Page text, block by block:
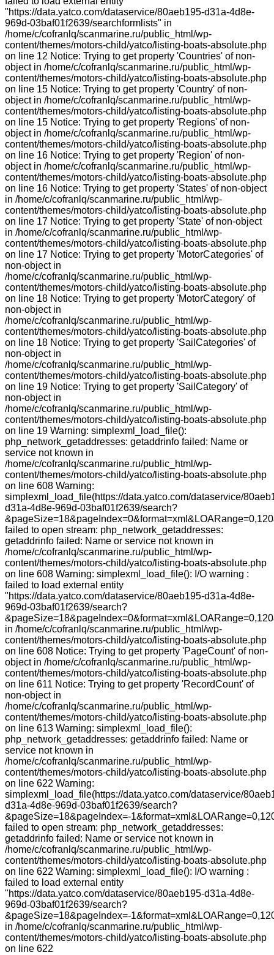
"https://data.yatco.com/dataservice/80aeb195-d31a-4d8e-
969d-03baf01f2639/searchformlists" in
/home/c/cofranlq/scanmarine.ru/public_html/wp-
content/themes/motors-child/yatco/listing-boats-absolute.php
on line 12 Notice: Trying to get property 'Countries' of non-
object in /home/c/cofranlq/scanmarine.ru/public_html/wp-
content/themes/motors-child/yatco/listing-boats-absolute.php
on line 15 Notice: Trying to get property 'Country' of non-
object in /home/c/cofranlq/scanmarine.ru/public_html/wp-
content/themes/motors-child/yatco/listing-boats-absolute.php
on line 15 Notice: Trying to get property 'Regions' of non-
object in /home/c/cofranlq/scanmarine.ru/public_html/wp-
content/themes/motors-child/yatco/listing-boats-absolute.php
on line 16 Notice: Trying to get property 'Region' of non-
object in /home/c/cofranlq/scanmarine.ru/public_html/wp-
content/themes/motors-child/yatco/listing-boats-absolute.php
on line 16 Notice: Trying to get property 'States' of non-object
in /home/c/cofranlq/scanmarine.ru/public_html/wp-
content/themes/motors-child/yatco/listing-boats-absolute.php
on line 17 Notice: Trying to get property 'State' of non-object
in /home/c/cofranlq/scanmarine.ru/public_html/wp-
content/themes/motors-child/yatco/listing-boats-absolute.php
on line 17 Notice: Trying to get property 'MotorCategories' of
non-object in
/home/c/cofranlq/scanmarine.ru/public_html/wp-
content/themes/motors-child/yatco/listing-boats-absolute.php
on line 18 Notice: Trying to get property 'MotorCategory' of
non-object in
/home/c/cofranlq/scanmarine.ru/public_html/wp-
content/themes/motors-child/yatco/listing-boats-absolute.php
on line 18 Notice: Trying to get property 'SailCategories' of
non-object in
/home/c/cofranlq/scanmarine.ru/public_html/wp-
content/themes/motors-child/yatco/listing-boats-absolute.php
on line 19 Notice: Trying to get property 'SailCategory' of
non-object in
/home/c/cofranlq/scanmarine.ru/public_html/wp-
content/themes/motors-child/yatco/listing-boats-absolute.php
on line 19 Warning: simplexml_load_file():
php_network_getaddresses: getaddrinfo failed: Name or
service not known in
/home/c/cofranlq/scanmarine.ru/public_html/wp-
content/themes/motors-child/yatco/listing-boats-absolute.php
on line 608 Warning:
simplexml_load_file(https://data.yatco.com/dataservice/
d31a-4d8e-969d-03baf01f2639/search?
failed to open stream: php_network_getaddresses:
getaddrinfo failed: Name or service not known in
/home/c/cofranlq/scanmarine.ru/public_html/wp-
content/themes/motors-child/yatco/listing-boats-absolute.php
on line 608 Warning: simplexml_load_file(): I/O warning :
failed to load external entity
"https://data.yatco.com/dataservice/80aeb195-d31a-4d8e-
969d-03baf01f2639/search?
in /home/c/cofranlq/scanmarine.ru/public_html/wp-
content/themes/motors-child/yatco/listing-boats-absolute.php
on line 608 Notice: Trying to get property 'PageCount' of non-
object in /home/c/cofranlq/scanmarine.ru/public_html/wp-
content/themes/motors-child/yatco/listing-boats-absolute.php
on line 611 Notice: Trying to get property 'RecordCount' of
non-object in
/home/c/cofranlq/scanmarine.ru/public_html/wp-
content/themes/motors-child/yatco/listing-boats-absolute.php
on line 613 Warning: simplexml_load_file():
php_network_getaddresses: getaddrinfo failed: Name or
service not known in
/home/c/cofranlq/scanmarine.ru/public_html/wp-
content/themes/motors-child/yatco/listing-boats-absolute.php
on line 622 Warning:
simplexml_load_file(https://data.yatco.com/dataservice/
d31a-4d8e-969d-03baf01f2639/search?
&pageSize=18&pageIndex=-
failed to open stream: php_network_getaddresses:
getaddrinfo failed: Name or service not known in
/home/c/cofranlq/scanmarine.ru/public_html/wp-
content/themes/motors-child/yatco/listing-boats-absolute.php
on line 622 Warning: simplexml_load_file(): I/O warning :
failed to load external entity
"https://data.yatco.com/dataservice/80aeb195-d31a-4d8e-
969d-03baf01f2639/search?
&pageSize=18&pageIndex=-
in /home/c/cofranlq/scanmarine.ru/public_html/wp-
content/themes/motors-child/yatco/listing-boats-absolute.php
on line 622